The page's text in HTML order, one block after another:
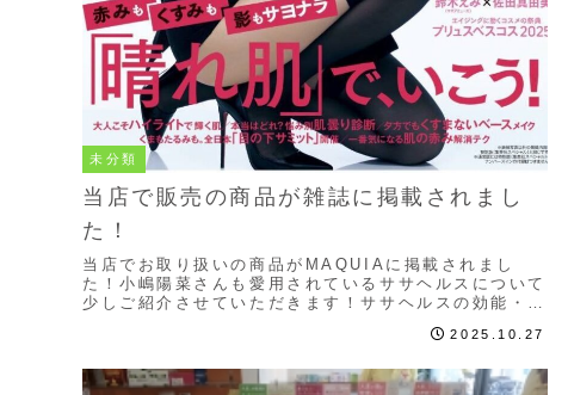
未分類
当店で販売の商品が雑誌に掲載されまし
た！
当店でお取り扱いの商品がMAQUIAに掲載されまし
た！小嶋陽菜さんも愛用されているササヘルスについて
少しご紹介させていただきます！ササヘルスの効能・効
2025.10.27